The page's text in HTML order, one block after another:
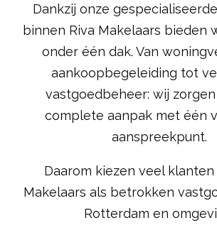
Dankzij onze
binnen Riva Makelaars bieden
onder één dak. Van
aankoopbegeleiding tot
vastgoedbeheer: wij
complete aanpak met één
aanspreekpunt.
Daarom kiezen veel klanten
Makelaars als betrokken
Rotterdam en